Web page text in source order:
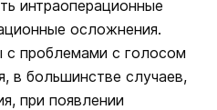
интраоперационные
осложнения.
с проблемами с голосом
в большинстве случаев,
при появлении